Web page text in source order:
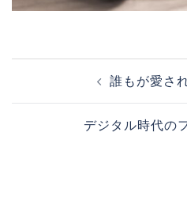
誰もが愛さ
デジタル時代の